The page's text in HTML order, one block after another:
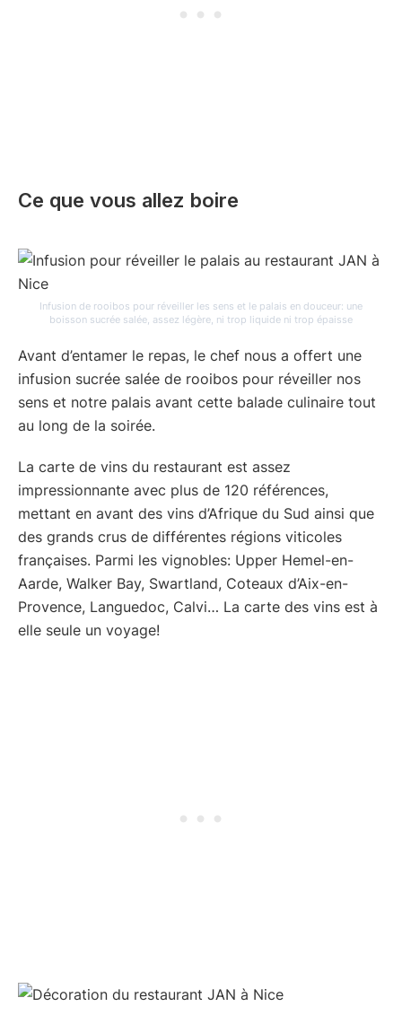
Ce que vous allez boire
Infusion de rooibos pour réveiller les sens et le palais en douceur: une
boisson sucrée salée, assez légère, ni trop liquide ni trop épaisse
Avant d’entamer le repas, le chef nous a offert une
infusion sucrée salée de rooibos pour réveiller nos
sens et notre palais avant cette balade culinaire tout
au long de la soirée.
La carte de vins du restaurant est assez
impressionnante avec plus de 120 références,
mettant en avant des vins d’Afrique du Sud ainsi que
des grands crus de différentes régions viticoles
françaises. Parmi les vignobles: Upper Hemel-en-
Aarde, Walker Bay, Swartland, Coteaux d’Aix-en-
Provence, Languedoc, Calvi… La carte des vins est à
elle seule un voyage!